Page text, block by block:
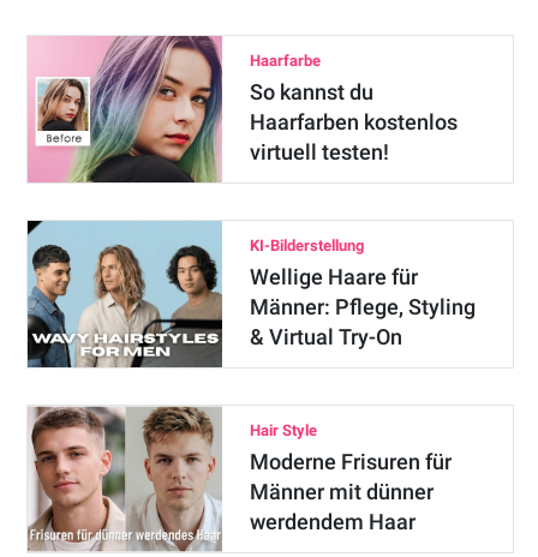
Haarfarbe
So kannst du
Haarfarben kostenlos
virtuell testen!
KI-Bilderstellung
Wellige Haare für
Männer: Pflege, Styling
& Virtual Try-On
Hair Style
Moderne Frisuren für
Männer mit dünner
werdendem Haar